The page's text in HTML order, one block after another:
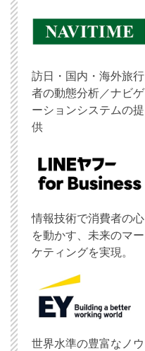
訪日・国内・海外旅行
者の動態分析／ナビゲ
ーションシステムの提
供
情報技術で消費者の心
を動かす、未来のマー
ケティングを実現。
世界水準の豊富なノウ